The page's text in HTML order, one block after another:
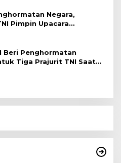
Negara,
Pimpin Upacara
Militer
Beri Penghormatan
Tiga Prajurit TNI Saat
di Bandara Soekarno-